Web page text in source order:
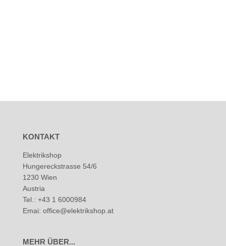
KONTAKT
Elektrikshop
Hungereckstrasse 54/6
1230 Wien
Austria
Tel.: +43 1 6000984
Emai: office@elektrikshop.at
MEHR ÜBER...